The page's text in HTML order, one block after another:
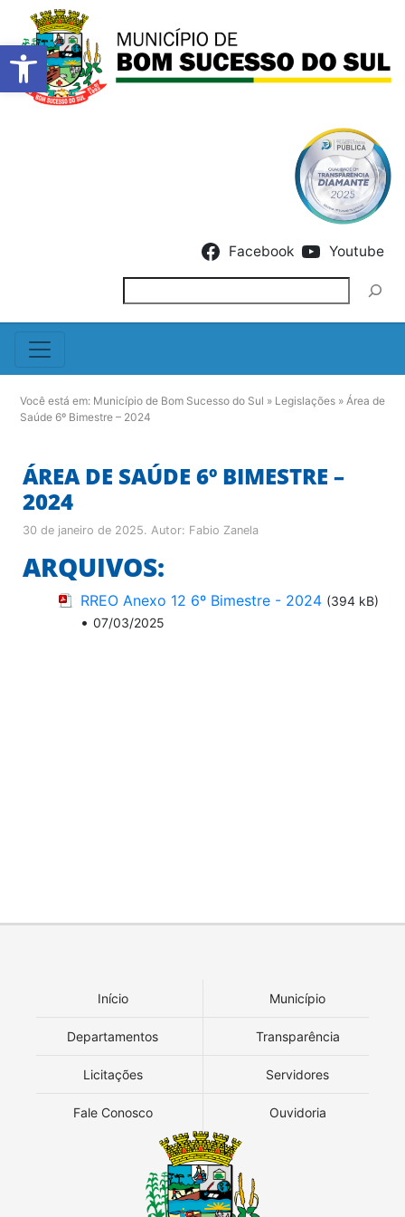
Barra de Ferramentas
Facebook Youtube
Você está em: Município de Bom Sucesso do Sul » Legislações » Área de
Saúde 6º Bimestre – 2024
ÁREA DE SAÚDE 6º BIMESTRE –
2024
30 de janeiro de 2025. Autor: Fabio Zanela
ARQUIVOS:
RREO Anexo 12 6º Bimestre - 2024 (394 kB)
• 07/03/2025
Início Município
Departamentos Transparência
Licitações Servidores
Fale Conosco Ouvidoria